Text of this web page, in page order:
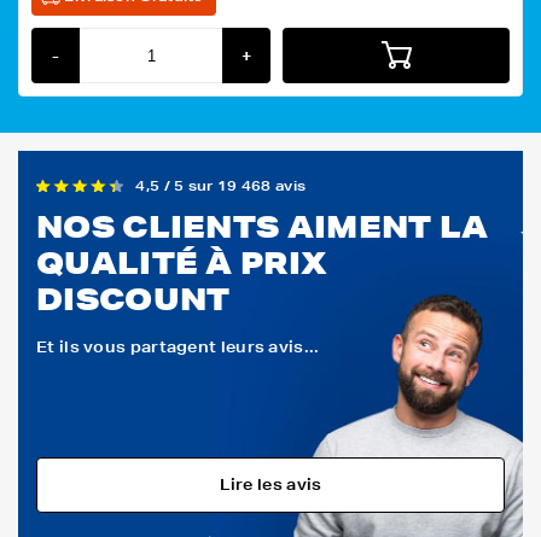
- +
4,5 / 5 sur 19 468 avis
NOS CLIENTS AIMENT LA
QUALITÉ À PRIX
DISCOUNT
Et ils vous partagent leurs avis...
Lire les avis